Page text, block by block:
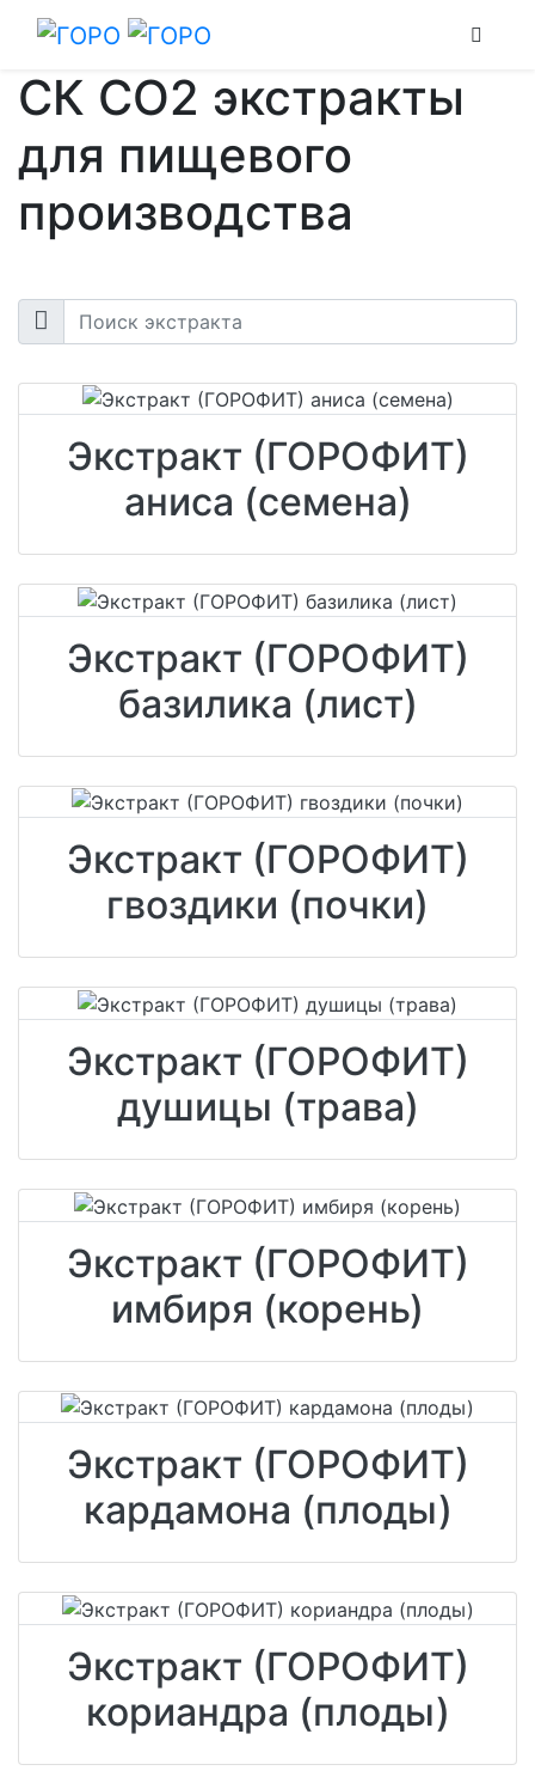
Skip to main content
СК СО2 экстракты
для пищевого
производства
Экстракт (ГОРОФИТ)
аниса (семена)
Экстракт (ГОРОФИТ)
базилика (лист)
Экстракт (ГОРОФИТ)
гвоздики (почки)
Экстракт (ГОРОФИТ)
душицы (трава)
Экстракт (ГОРОФИТ)
имбиря (корень)
Экстракт (ГОРОФИТ)
кардамона (плоды)
Экстракт (ГОРОФИТ)
кориандра (плоды)